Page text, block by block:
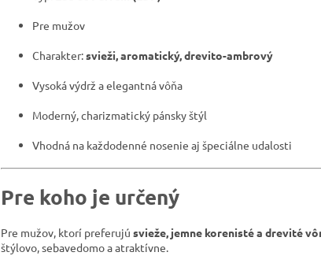
Pre mužov
Charakter:svieži, aromatický, drevito-ambrový
Vysoká výdrž a elegantná vôňa
Moderný, charizmatický pánsky štýl
Vhodná na každodenné nosenie aj špeciálne udalosti
Pre koho je určený
Pre mužov, ktorí preferujú svieže, jemne korenisté a drevité
štýlovo, sebavedomo a atraktívne.